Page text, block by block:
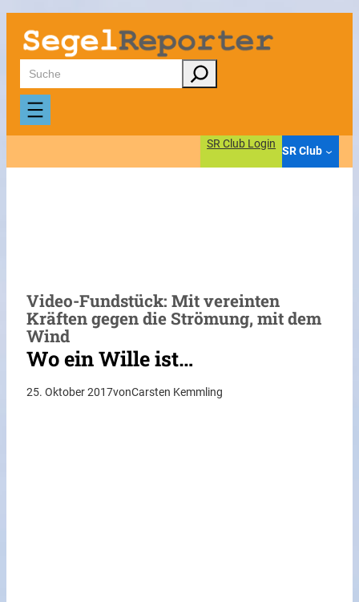
Zum
Inhalt
springen
Suchen
SR Club Login
SR Club
Video-Fundstück: Mit vereinten
Kräften gegen die Strömung, mit dem
Wind
Wo ein Wille ist…
25. Oktober 2017vonCarsten Kemmling